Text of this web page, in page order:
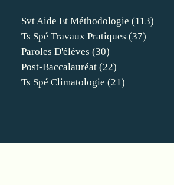
Svt Aide Et Méthodologie (113)
Ts Spé Travaux Pratiques (37)
Paroles D'élèves (30)
Post-Baccalauréat (22)
Ts Spé Climatologie (21)